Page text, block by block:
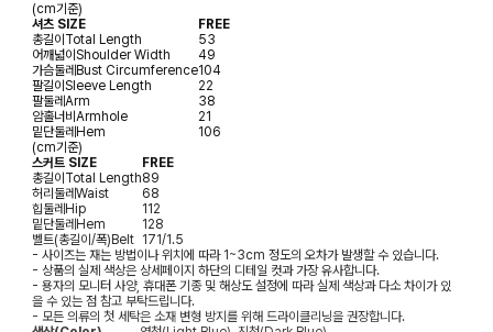
(cm기준)
셔츠 SIZE
FREE
총길이 Total Length
53
어깨넓이 Shoulder Width
49
가슴둘레 Bust Circumference104
팔길이 Sleeve Length
22
팔둘레 Arm
38
암홀너비 Armhole
21
밑단둘레 Hem
106
(cm기준)
스커트 SIZE
FREE
총길이 Total Length89
허리둘레 Waist
68
힙둘레 Hip
112
밑단둘레 Hem
128
벨트(총길이/폭) Belt 171/1.5
- 사이즈는 재는 방법이나 위치에 따라 1~3cm 정도의 오차가 발생할 수 있습니다.
- 상품의 실제 색상은 상세페이지 하단의 디테일 컷과 가장 유사합니다.
- 용자의 모니터 사양, 휴대폰 기종 및 해상도 설정에 따라 실제 색상과 다소 차이가 있
을 수 있는 점 참고 부탁드립니다.
- 모든 의류의 첫 세탁은 소재 변형 방지를 위해 드라이클리닝을 권장합니다.